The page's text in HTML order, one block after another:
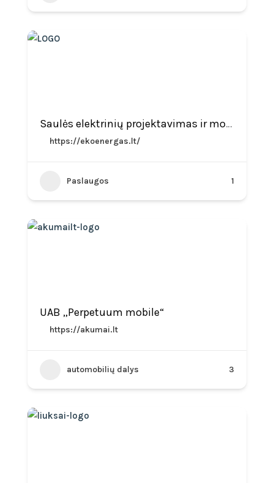
Saulės elektrinių projektavimas ir montavimas
https://ekoenergas.lt/
Paslaugos 1
UAB „Perpetuum mobile“
https://akumai.lt
automobilių dalys 3